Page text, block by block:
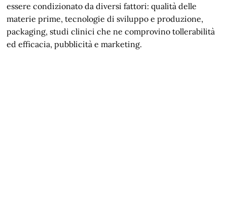
essere condizionato da diversi fattori: qualità delle
materie prime, tecnologie di sviluppo e produzione,
packaging, studi clinici che ne comprovino tollerabilità
ed efficacia, pubblicità e marketing.